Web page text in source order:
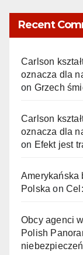
Recent
Carlson
oznacza dla
on Grzech
Carlson
oznacza dla
on Efekt jest
Polska on
Obcy agenci
Polish